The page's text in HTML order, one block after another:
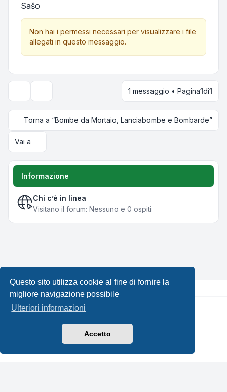
Questo sito utilizza cookie al fine di fornire la
migliore navigazione possibile
Ulteriori informazioni
Accetto
Sašo
Non hai i permessi necessari per visualizzare i file
allegati in questo messaggio.
1 messaggio • Pagina1di1
Torna a “Bombe da Mortaio, Lanciabombe e Bombarde”
Vai a
Informazione
Chi c’è in linea
Visitano il forum: Nessuno e 0 ospiti
Creato daphpBB® Forum Software © phpBB Limited •
Leenoz.com
phpBB-Italia.it
Condizioni|Tutti gli orari sono